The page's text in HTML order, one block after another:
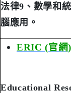
法律9 、數學和
腦應用。
ERIC (官網
Educational